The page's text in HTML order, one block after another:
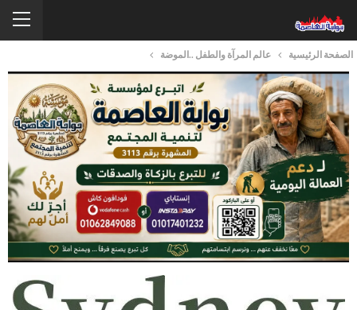
الصفحة الرئيسية عالم المرآة والطفل ..الموضة